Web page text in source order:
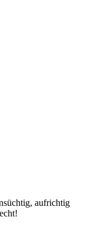
aufrichtig